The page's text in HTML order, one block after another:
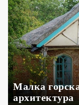
Малка
архитектура